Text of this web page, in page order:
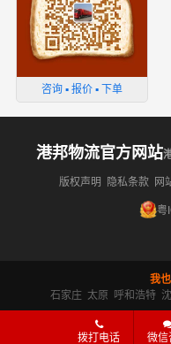
拨打电话 微信
咨询 ▪ 报价 ▪ 下单
港邦物流官方网站
版权声明 隐私条款 网
粤
我
石家庄 太原 呼和浩特